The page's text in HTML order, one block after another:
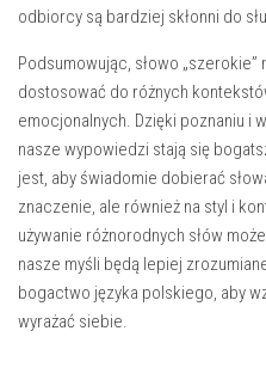
odbiorcy są bardziej skłonni do
Podsumowując, słowo
dostosować do różnych
emocjonalnych. Dzięki poznaniu i
nasze wypowiedzi stają się
jest, aby świadomie dobierać
znaczenie, ale również na styl i
używanie różnorodnych słów
nasze myśli będą lepiej
bogactwo języka polskiego, aby
wyrażać siebie.